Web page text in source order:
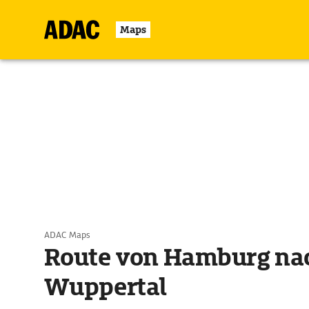
Maps
ADAC Maps
Route von Hamburg
Wuppertal